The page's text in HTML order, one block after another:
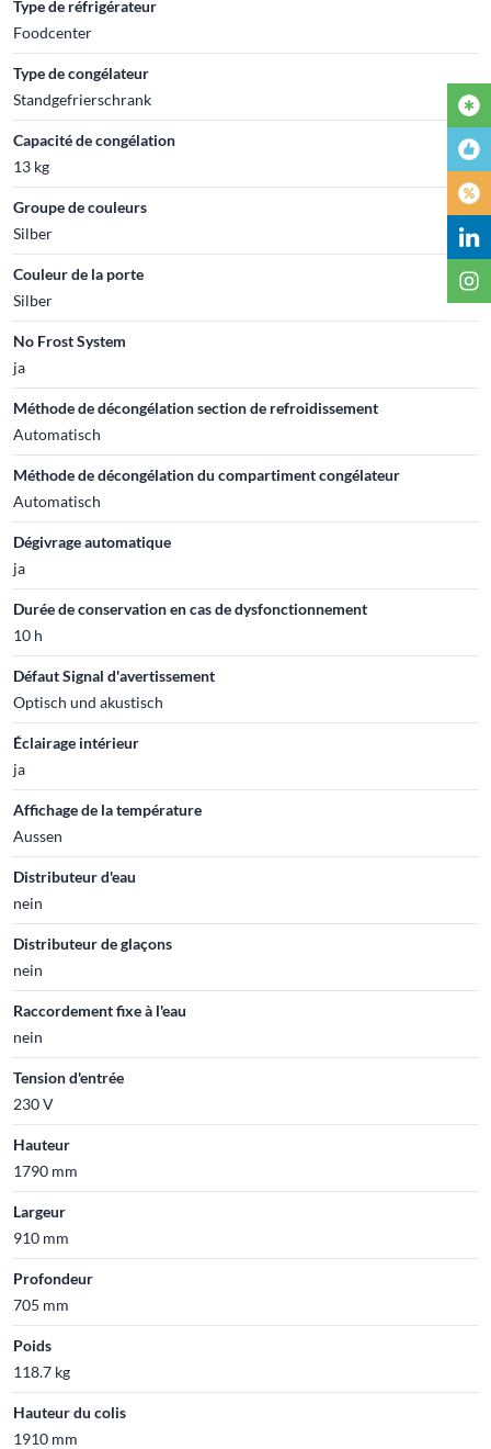
Type de réfrigérateur
Foodcenter
Type de congélateur
Standgefrierschrank
Capacité de congélation
13 kg
Groupe de couleurs
Silber
Couleur de la porte
Silber
No Frost System
ja
Méthode de décongélation section de refroidissement
Automatisch
Méthode de décongélation du compartiment congélateur
Automatisch
Dégivrage automatique
ja
Durée de conservation en cas de dysfonctionnement
10 h
Défaut Signal d'avertissement
Optisch und akustisch
Éclairage intérieur
ja
Affichage de la température
Aussen
Distributeur d'eau
nein
Distributeur de glaçons
nein
Raccordement fixe à l'eau
nein
Tension d'entrée
230 V
Hauteur
1790 mm
Largeur
910 mm
Profondeur
705 mm
Poids
118.7 kg
Hauteur du colis
1910 mm